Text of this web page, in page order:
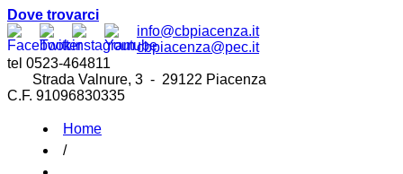
Dove trovarci
info@cbpiacenza.it
cbpiacenza@pec.it
tel 0523-464811
Strada Valnure, 3 - 29122 Piacenza
C.F. 91096830335
Home
/